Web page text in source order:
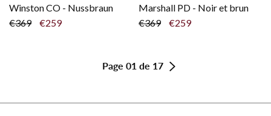
Winston CO - Nussbraun
€369
€259
Marshall PD - Noir et brun
€369
€259
Page 01 de 17